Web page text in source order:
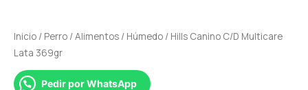
Inicio / Perro /Alimentos / Húmedo / Hills Canino C/D Multicare
Lata 369gr
Pedir por WhatsApp
Multicare
Lata
cantidad